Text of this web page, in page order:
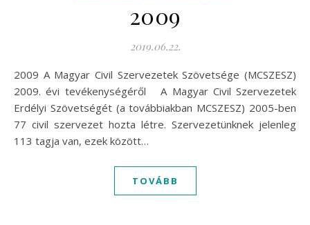
2009
2019.06.22.
2009 A Magyar Civil Szervezetek Szövetsége (MCSZESZ)
2009. évi tevékenységéről A Magyar Civil Szervezetek
Erdélyi Szövetségét (a továbbiakban MCSZESZ) 2005-ben
77 civil szervezet hozta létre. Szervezetünknek jelenleg
113 tagja van, ezek között…
TOVÁBB